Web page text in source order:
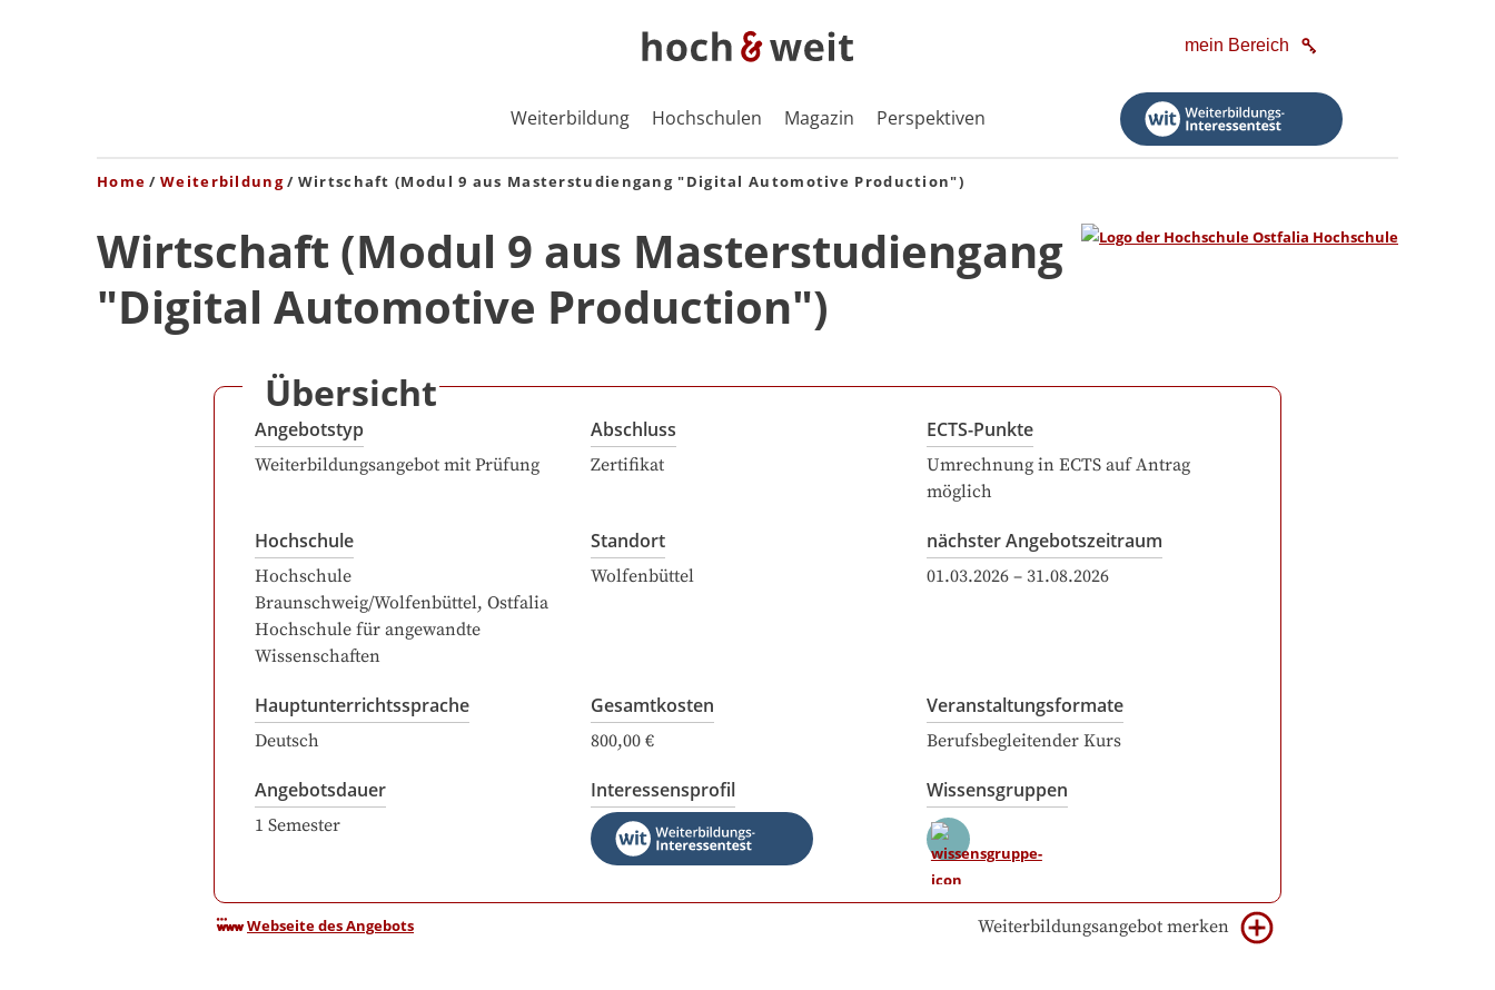
mein Bereich
Weiterbildung Hochschulen Magazin Perspektiven
Home Weiterbildung Wirtschaft (Modul 9 aus Masterstudiengang "Digital Automotive Production")
Wirtschaft (Modul 9 aus Masterstudiengang
"Digital Automotive Production")
Übersicht
Angebotstyp
Weiterbildungsangebot mit Prüfung
Abschluss
Zertifikat
ECTS-Punkte
Umrechnung in ECTS auf Antrag
möglich
Hochschule
Hochschule
Braunschweig/Wolfenbüttel, Ostfalia
Hochschule für angewandte
Wissenschaften
Standort
Wolfenbüttel
nächster Angebotszeitraum
01.03.2026 – 31.08.2026
Hauptunterrichtssprache
Deutsch
Gesamtkosten
800,00 €
Veranstaltungsformate
Berufsbegleitender Kurs
Angebotsdauer
1 Semester
Interessensprofil Wissensgruppen
Webseite des Angebots Weiterbildungsangebot merken